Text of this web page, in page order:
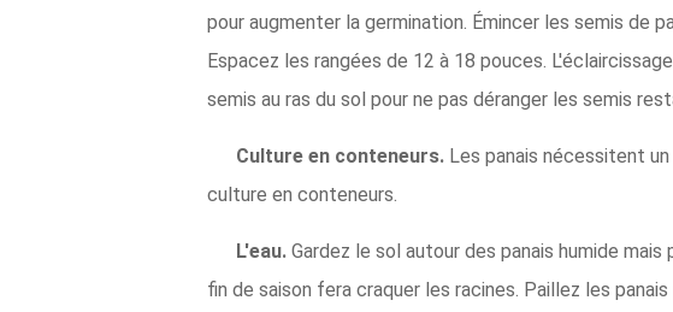
pour augmenter la germination. Émincer les semis de
Espacez les rangées de 12 à 18 pouces.
semis au ras du sol pour ne pas déranger les semis
Culture en conteneurs. Les panais nécessitent
culture en conteneurs.
L'eau. Gardez le sol autour des panais humide
fin de saison fera craquer les racines. Paillez les